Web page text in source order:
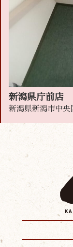
新潟県庁前店
新潟県新潟市中